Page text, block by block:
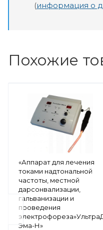
(информация о
Похожие
«Аппарат для лечения
токами надтональной
частоты, местной
дарсонвализации,
гальванизации и
проведения
Эма-Н»